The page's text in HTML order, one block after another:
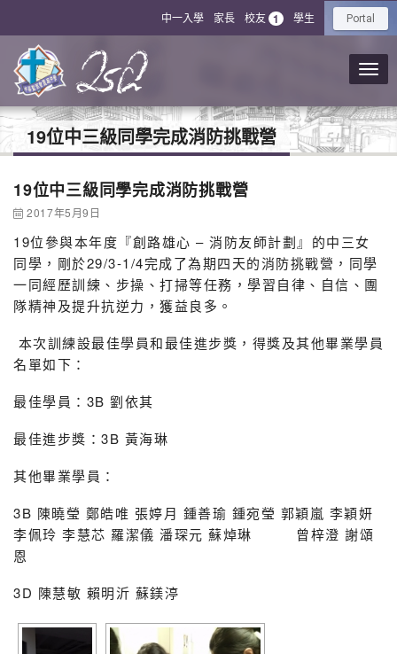
中一入學 家長 校友 1 學生 Portal
19位中三級同學完成消防挑戰營
19位中三級同學完成消防挑戰營
2017年5月9日
19位參與本年度『創路雄心 – 消防友師計劃』的中三女
同學，剛於29/3-1/4完成了為期四天的消防挑戰營，同學
一同經歷訓練、步操、打掃等任務，學習自律、自信、團
隊精神及提升抗逆力，獲益良多。
本次訓練設最佳學員和最佳進步獎，得獎及其他畢業學員
名單如下：
最佳學員：3B 劉依其
最佳進步獎：3B 黃海琳
其他畢業學員：
3B 陳曉瑩 鄭皓唯 張婷月 鍾善瑜 鍾宛瑩 郭穎嵐 李穎妍
李佩玲 李慧芯 羅潔儀 潘琛元 蘇焯琳 曾梓澄 謝頌
恩
3D 陳慧敏 賴明沂 蘇鎂渟